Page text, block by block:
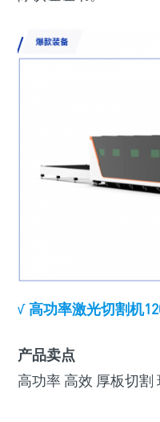
√高功率激光切割机
产品卖点
高功率 高效 厚板切割